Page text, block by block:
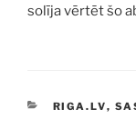
solīja vērtēt šo
RIGA.LV,